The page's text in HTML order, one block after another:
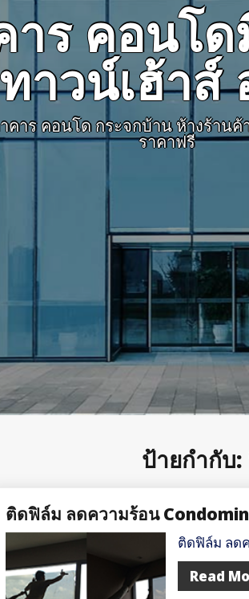
ร คอนโด
าวน์เฮ้า
าร คอนโด กระจกบ้าน ห้างร้าน
ราคาฟรี
ป้ายกำกับ:
ติดฟิล์ม ลดความร้อน
ติดฟิล์ม ลด
Read